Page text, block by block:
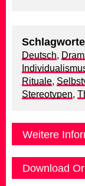
Schlagworte
Deutsch,
Rituale,
Stereotypen,
Weitere
Download